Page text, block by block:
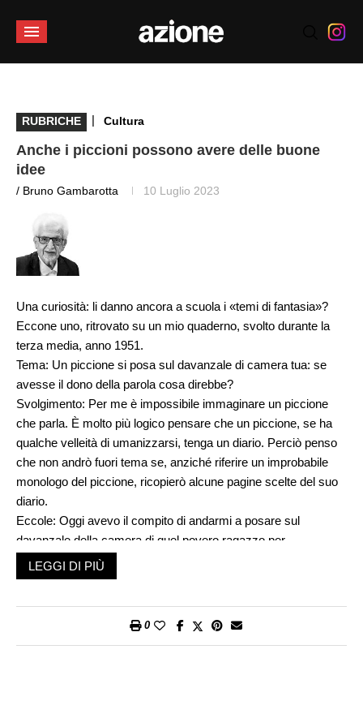
RUBRICHE | Cultura
Anche i piccioni possono avere delle buone
idee
/ Bruno Gambarotta 10 Luglio 2023
Una curiosità: li danno ancora a scuola i «temi di fantasia»?
Eccone uno, ritrovato su un mio quaderno, svolto durante la
terza media, anno 1951.
Tema: Un piccione si posa sul davanzale di camera tua: se
avesse il dono della parola cosa direbbe?
Svolgimento: Per me è impossibile immaginare un piccione
che parla. È molto più logico pensare che un piccione, se ha
qualche velleità di umanizzarsi, tenga un diario. Perciò penso
che non andrò fuori tema se, anziché riferire un improbabile
monologo del piccione, ricopierò alcune pagine scelte del suo
diario.
Eccole: Oggi avevo il compito di andarmi a posare sul
davanzale della camera di quel povero ragazzo per
permettergli di fare un tema decente. Le direttive erano
precise: posarsi sul davanzale della sua camera e osservare.
di volte prima di rendermi conto che il ragazzo non ha una
LEGGI DI PIÙ
0